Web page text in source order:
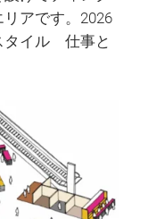
アです。2026
タイル 仕事と